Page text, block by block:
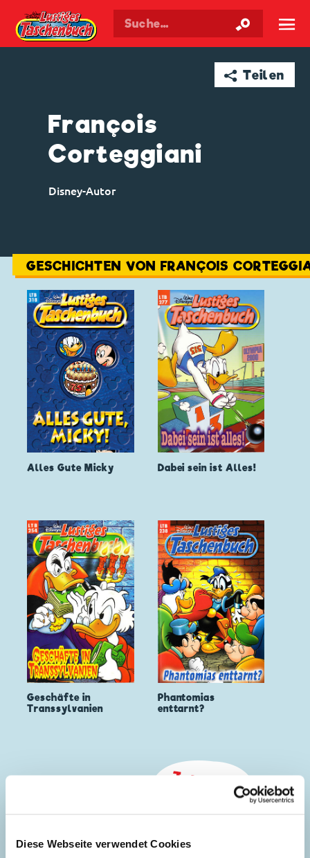
Diese Webseite verwendet Cookies
Walt Disneys Taschenbuch ☰
➦ Teilen
François
Corteggiani
Disney-Autor
GESCHICHTEN VON FRANÇOIS
Alles Gute Micky Dabei sein ist Alles!
Geschäfte in
Transsylvanien
Phantomias
enttarnt?